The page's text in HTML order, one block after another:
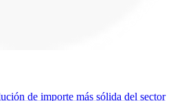
de importe más sólida del sector